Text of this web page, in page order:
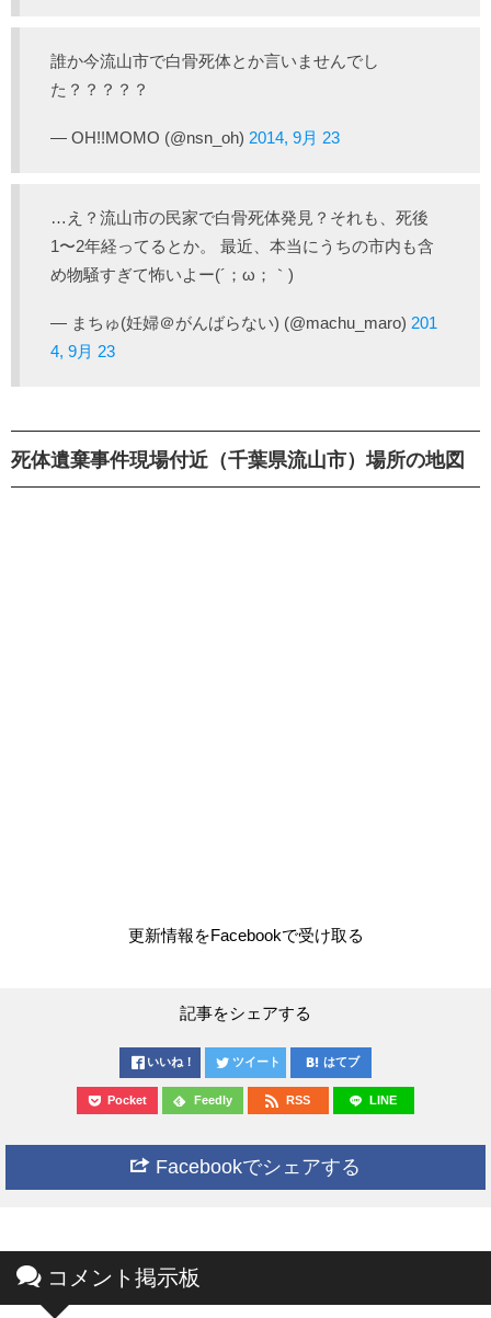
誰か今流山市で白骨死体とか言いませんでし
た？？？？？
— OH!!MOMO (@nsn_oh) 2014, 9月 23
…え？流山市の民家で白骨死体発見？それも、死後
1〜2年経ってるとか。 最近、本当にうちの市内も含
め物騒すぎて怖いよー(´；ω；｀)
— まちゅ(妊婦＠がんばらない) (@machu_maro) 201
4, 9月 23
死体遺棄事件現場付近（千葉県流山市）場所の地図
更新情報をFacebookで受け取る
記事をシェアする
いいね！ ツイート はてブ
Pocket Feedly RSS LINE
Facebookでシェアする
コメント掲示板